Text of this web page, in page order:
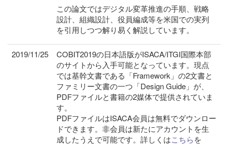
この論文ではデジタル変革推進の手順、戦略
設計、組織設計、役員編成等を米国での実列
を引用しつつ解り易く解説しています。
2019/11/25
COBIT2019の日本語版がISACA/ITGI国際本部
のサイトから入手可能となっています。現点
では基幹文書である「Framework」の2文書と
ファミリー文書の一つ「Design Guide」が、
PDFファイルと書籍の2媒体で提供されていま
す。
PDFファイルはISACA会員は無料でダウンロー
ドできます。非会員は新たにアカウントを生
成したうえで可能です。詳しくはこちらを